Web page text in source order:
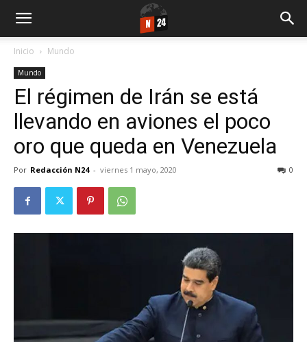
Inicio Mundo
Mundo
El régimen de Irán se está
llevando en aviones el poco
oro que queda en Venezuela
Por Redacción N24 - viernes 1 mayo, 2020 0